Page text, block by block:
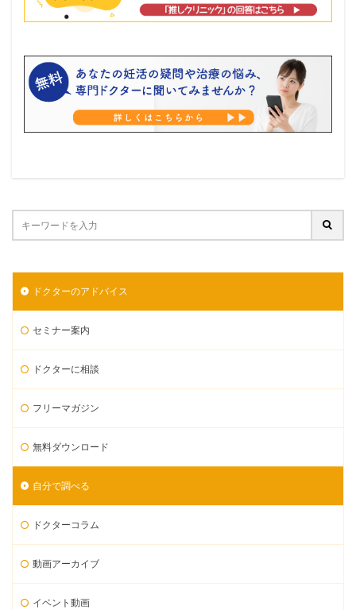
ドクターのアドバイス
セミナー案内
ドクターに相談
フリーマガジン
無料ダウンロード
自分で調べる
ドクターコラム
動画アーカイブ
イベント動画